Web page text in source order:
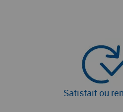
Satisfait ou